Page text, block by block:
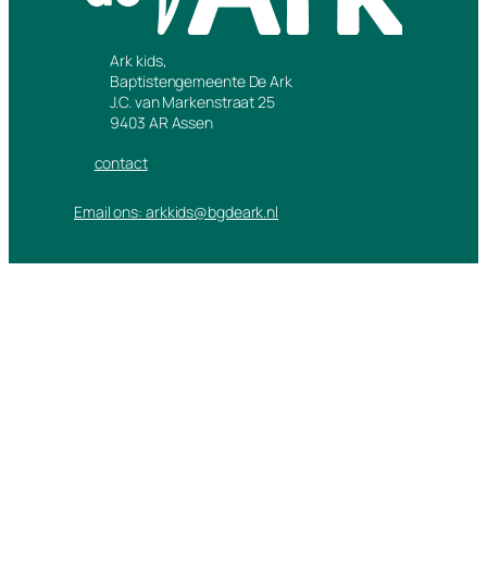
Ark kids,
Baptistengemeente De Ark
J.C. van Markenstraat 25
9403 AR Assen
contact
Email ons: arkkids@bgdeark.nl